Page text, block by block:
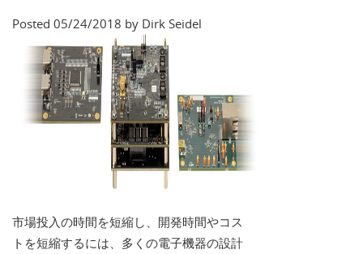
Posted 05/24/2018 by Dirk Seidel
市場投入の時間を短縮し、開発時間やコス
トを短縮するには、多くの電子機器の設計